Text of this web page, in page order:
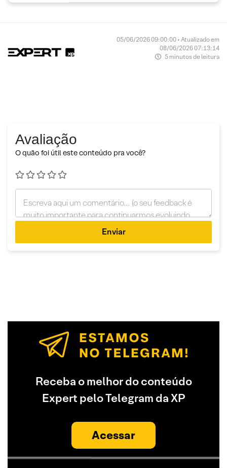
05/06/2026 09:00:00 • Atualizado em
08/06/2026 07:13:14
5 minutos de leitura
Avaliação
O quão foi útil este conteúdo pra você?
Enviar
Receba o melhor do conteúdo
Expert pelo Telegram da XP
Acessar